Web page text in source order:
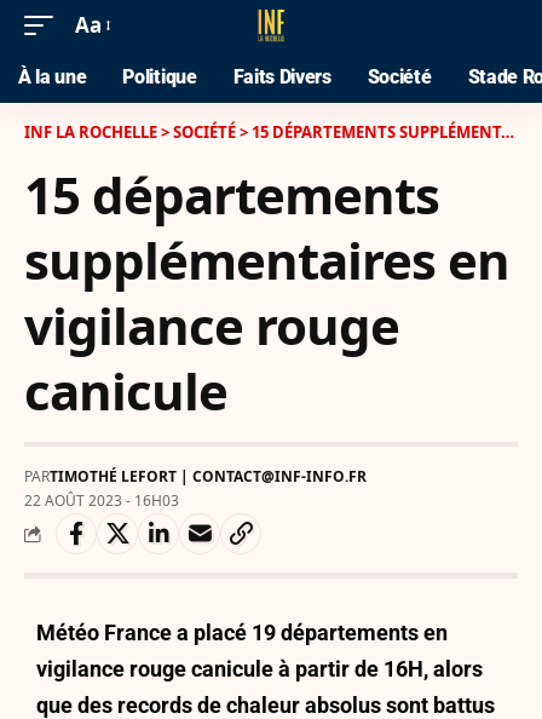
Aa
À la une Politique Faits Divers Société Stade
INF LA ROCHELLE>SOCIÉTÉ> 15 DÉPARTEMENTS SUPPLÉMENTAIRES EN VIGILANCE ROUGE CANICULE
15 départements
supplémentaires en
vigilance rouge
canicule
PARTIMOTHÉ LEFORT | CONTACT@INF-INFO.FR
22 AOÛT 2023 - 16H03
Météo France a placé 19 départements en
vigilance rouge canicule à partir de 16H, alors
que des records de chaleur absolus sont battus